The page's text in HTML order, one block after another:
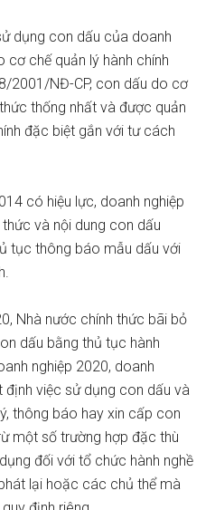
dụng con dấu của doanh
cơ chế quản lý hành chính
2001/NĐ-CP, con dấu do cơ
thống nhất và được quản
đặc biệt gắn với tư cách
có hiệu lực, doanh nghiệp
và nội dung con dấu
tục thông báo mẫu dấu với
Nhà nước chính thức bãi bỏ
dấu bằng thủ tục hành
nghiệp 2020, doanh
định việc sử dụng con dấu và
thông báo hay xin cấp con
một số trường hợp đặc thù
đối với tổ chức hành nghề
lại hoặc các chủ thể mà